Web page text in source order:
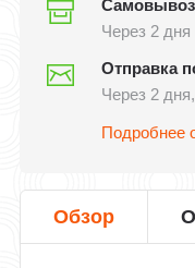
Самовывоз
Через 2
Отправка
Через 2
Подробнее
Обзор